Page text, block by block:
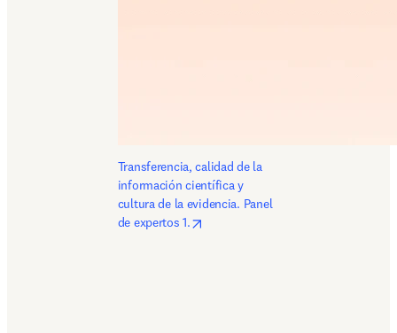
Transferencia, calidad de la
información científica y
cultura de la evidencia. Panel
de expertos 1.